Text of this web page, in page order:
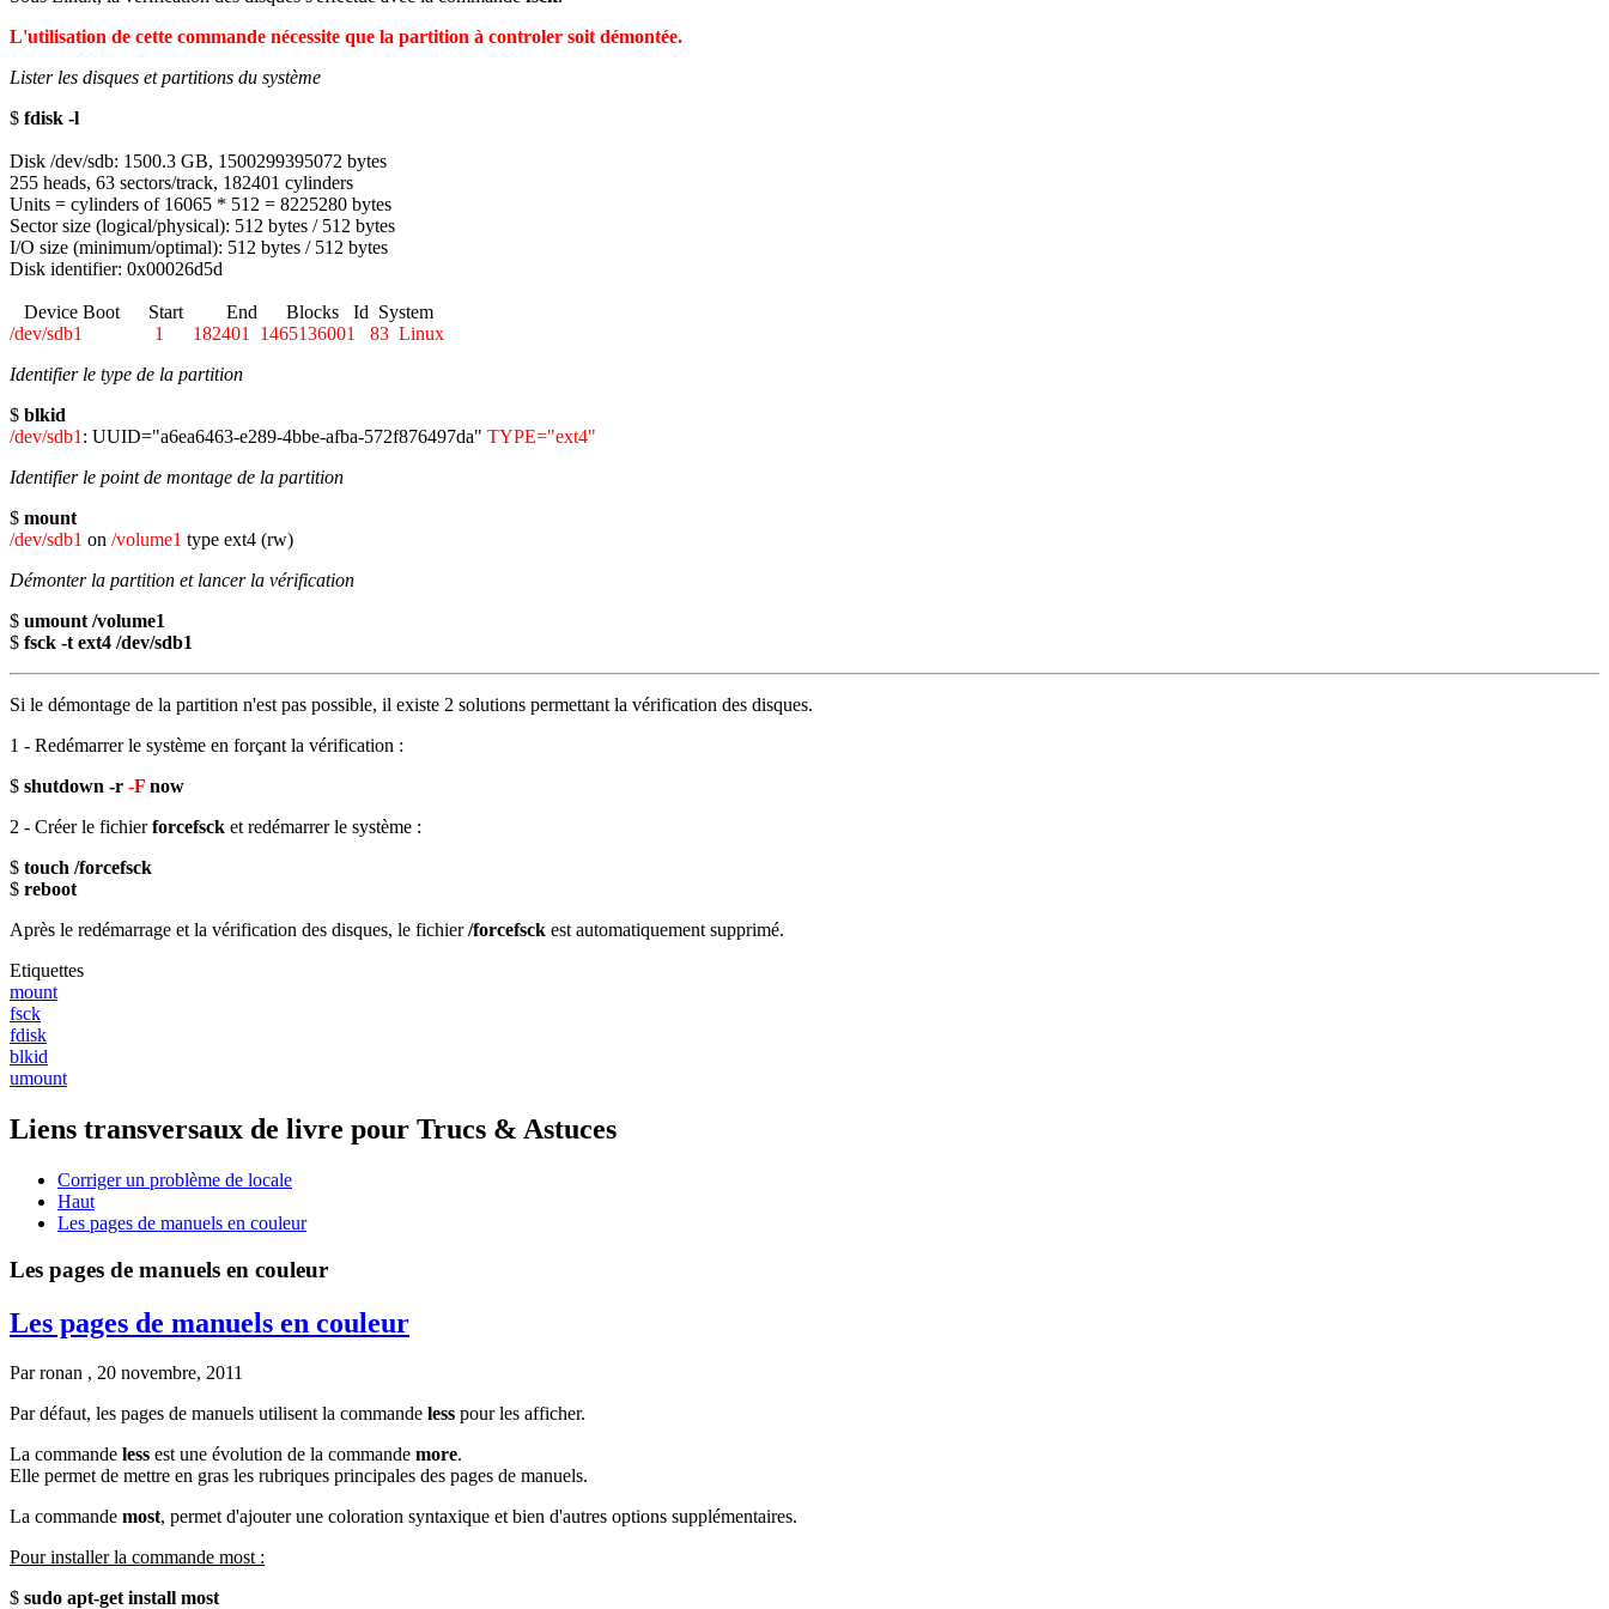
L'utilisation de cette commande nécessite que la partition à controler soit démontée.
Lister les disques et partitions du système
$ fdisk -l
Disk /dev/sdb: 1500.3 GB, 1500299395072 bytes
255 heads, 63 sectors/track, 182401 cylinders
Units = cylinders of 16065 * 512 = 8225280 bytes
Sector size (logical/physical): 512 bytes / 512 bytes
I/O size (minimum/optimal): 512 bytes / 512 bytes
Disk identifier: 0x00026d5d
Device Boot Start End Blocks Id System
/dev/sdb1 1 182401 1465136001 83 Linux
Identifier le type de la partition
$ blkid
/dev/sdb1 : UUID="a6ea6463-e289-4bbe-afba-572f876497da" TYPE="ext4"
Identifier le point de montage de la partition
$ mount
/dev/sdb1 on /volume1 type ext4 (rw)
Démonter la partition et lancer la vérification
$ umount /volume1
$ fsck -t ext4 /dev/sdb1
Si le démontage de la partition n'est pas possible, il existe 2 solutions permettant la vérification des disques.
1 - Redémarrer le système en forçant la vérification :
$ shutdown -r -F now
2 - Créer le fichierforcefsck et redémarrer le système :
$ touch /forcefsck
$ reboot
Après le redémarrage et la vérification des disques, le fichier/forcefsck est automatiquement supprimé.
Etiquettes
mount
fsck
fdisk
blkid
umount
Liens transversaux de livre pour Trucs & Astuces
Corriger un problème de locale
Haut
Les pages de manuels en couleur
Les pages de manuels en couleur
Les pages de manuels en couleur
Parronan , 20 novembre, 2011
Par défaut, les pages de manuels utilisent la commande less pour les afficher.
La commande less est une évolution de la commande more.
Elle permet de mettre en gras les rubriques principales des pages de manuels.
La commande most, permet d'ajouter une coloration syntaxique et bien d'autres options supplémentaires.
Pour installer la commande most :
$ sudo apt-get install most